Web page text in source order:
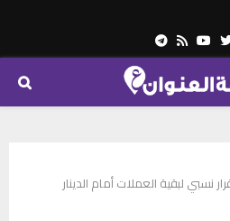
Twitter
Youtube
Rss
Telegram
نسبي لبقية العملات أمام الدينار